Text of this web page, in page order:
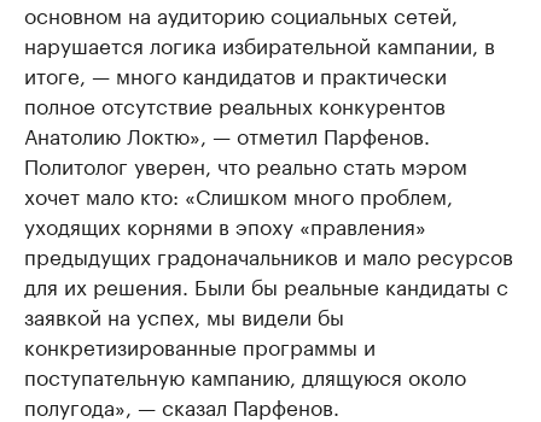
основном на аудиторию социальных сетей,
нарушается логика избирательной кампании, в
итоге, — много кандидатов и практически
полное отсутствие реальных конкурентов
Анатолию Локтю», — отметил Парфенов.
Политолог уверен, что реально стать мэром
хочет мало кто: «Слишком много проблем,
уходящих корнями в эпоху «правления»
предыдущих градоначальников и мало ресурсов
для их решения. Были бы реальные кандидаты с
заявкой на успех, мы видели бы
конкретизированные программы и
поступательную кампанию, длящуюся около
полугода», — сказал Парфенов.